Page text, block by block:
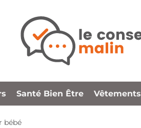
Santé Bien Être Vêtements
bébé